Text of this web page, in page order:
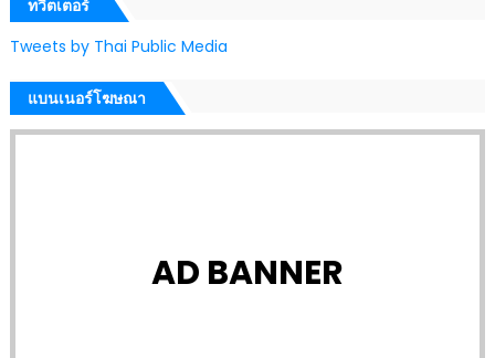
ทวีตเตอร์
Tweets by Thai Public Media
แบนเนอร์โฆษณา
AD BANNER